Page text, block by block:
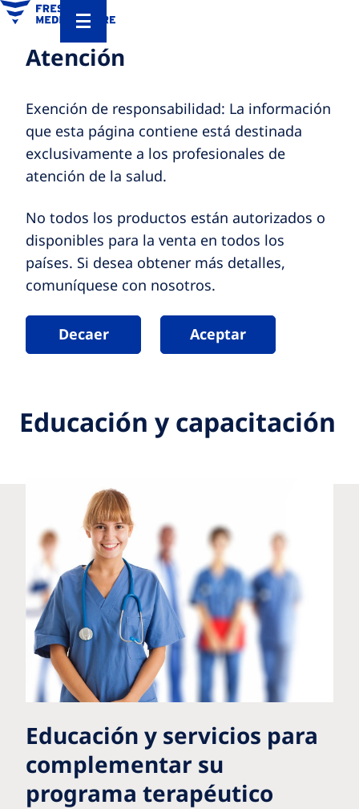
Atención
Exención de responsabilidad: La información
que esta página contiene está destinada
exclusivamente a los profesionales de
atención de la salud.
No todos los productos están autorizados o
disponibles para la venta en todos los
países. Si desea obtener más detalles,
comuníquese con nosotros.
Decaer Aceptar
Educación y capacitación
Educación y servicios para
complementar su
programa terapéutico